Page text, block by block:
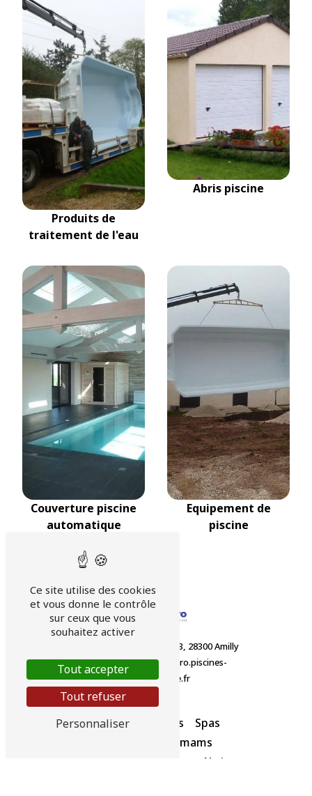
Produits de
traitement de l'eau
Abris piscine
Couverture piscine
automatique
Equipement de
piscine
Route départementale 923, 28300 Amilly
02 37 32 98 12
airhydro.piscines-
contact@orange.fr
Accueil Piscines
Spas
Saunas et hammams
Abris
Ce site utilise des cookies
et vous donne le contrôle
sur ceux que vous
souhaitez activer
Tout accepter
Tout refuser
Personnaliser